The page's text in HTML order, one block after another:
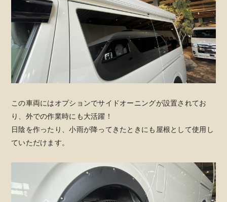
この車両にはオプションでサイドオーニングが設置されてお
り、外での作業時にも大活躍！
日陰を作ったり、小雨が降ってきたときにも屋根として使用し
ていただけます。